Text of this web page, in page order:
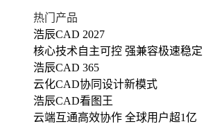
热门产品
浩辰CAD 2027
核心技术自主可控 强兼容极速稳定
浩辰CAD 365
云化CAD协同设计新模式
浩辰CAD看图王
云端互通高效协作 全球用户超1亿